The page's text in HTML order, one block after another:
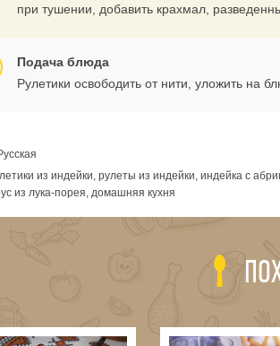
при тушении, добавить крахмал,
Подача блюда
Рулетики освободить от нити, уложить на
из индейки, рулеты из индейки, индейка с
из лука-порея, домашняя кухня